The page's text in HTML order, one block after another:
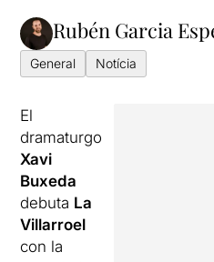
Rubén Garcia
General Notícia
El
dramaturgo
Xavi
Buxeda
debuta La
Villarroel
con la